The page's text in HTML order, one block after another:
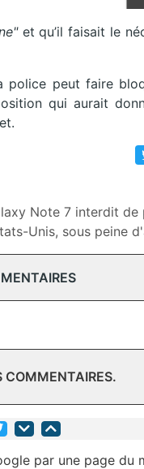
et qu’il faisait le
police peut faire
qui aurait
Note 7 interdit de
Unis, sous peine
COMMENTAIRES.
par une page du